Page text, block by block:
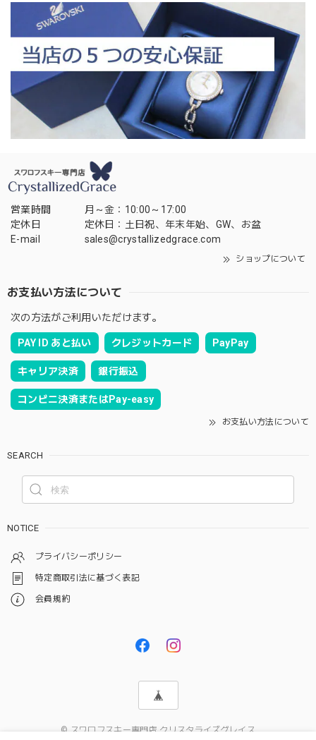
営業時間
月～金：10:00～17:00
定休日
定休日：土日祝、年末年始、GW、お盆
E-mail
sales@crystallizedgrace.com
ショップについて
お支払い方法について
次の方法がご利用いただけます。
PAY ID あと払い クレジットカード PayPay
キャリア決済 銀行振込
コンビニ決済またはPay-easy
お支払い方法について
SEARCH
NOTICE
プライバシーポリシー
特定商取引法に基づく表記
会員規約
© スワロフスキー専門店 クリスタライズグレイス